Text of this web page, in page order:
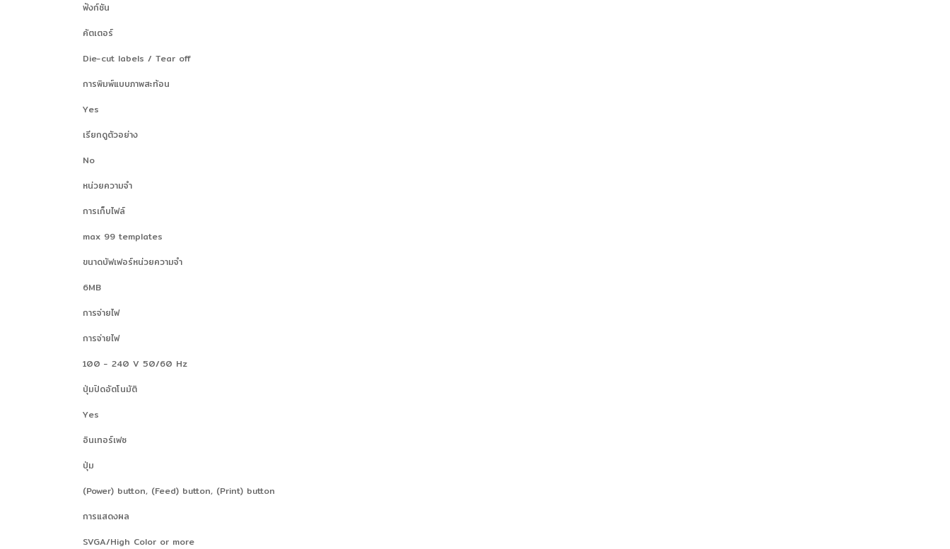
ฟังก์ชัน
คัตเตอร์
Die-cut labels / Tear off
การพิมพ์แบบภาพสะท้อน
Yes
เรียกดูตัวอย่าง
No
หน่วยความจำ
การเก็บไฟล์
max 99 templates
ขนาดบัฟเฟอร์หน่วยความจำ
6MB
การจ่ายไฟ
การจ่ายไฟ
100 - 240 V 50/60 Hz
ปุ่มปิดอัตโนมัติ
Yes
อินเทอร์เฟซ
ปุ่ม
(Power) button, (Feed) button, (Print) button
การแสดงผล
SVGA/High Color or more